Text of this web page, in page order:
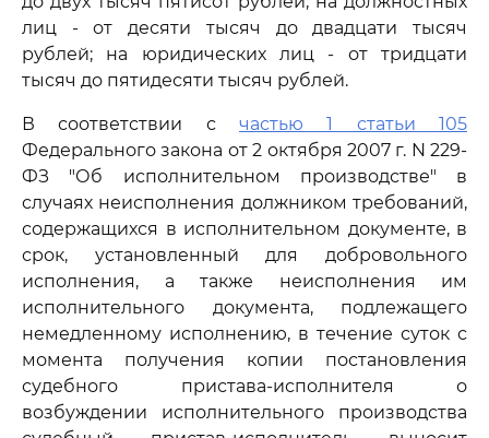
лиц - от десяти тысяч до двадцати тысяч
рублей; на юридических лиц - от тридцати
тысяч до пятидесяти тысяч рублей.
В соответствии с частью 1 статьи 105
Федерального закона от 2 октября 2007 г. N 229-
ФЗ "Об исполнительном производстве" в
случаях неисполнения должником требований,
содержащихся в исполнительном документе, в
срок, установленный для добровольного
исполнения, а также неисполнения им
исполнительного документа, подлежащего
немедленному исполнению, в течение суток с
момента получения копии постановления
судебного пристава-исполнителя о
возбуждении исполнительного производства